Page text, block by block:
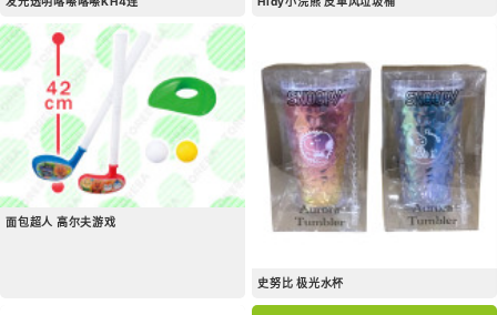
面包超人 高尔夫游戏
史努比 极光水杯